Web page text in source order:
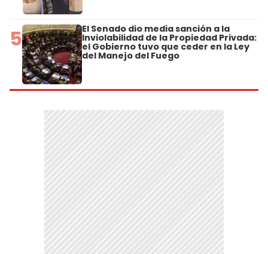
5 El Senado dio media sanción a la
Inviolabilidad de la Propiedad Privada:
el Gobierno tuvo que ceder en la Ley
del Manejo del Fuego